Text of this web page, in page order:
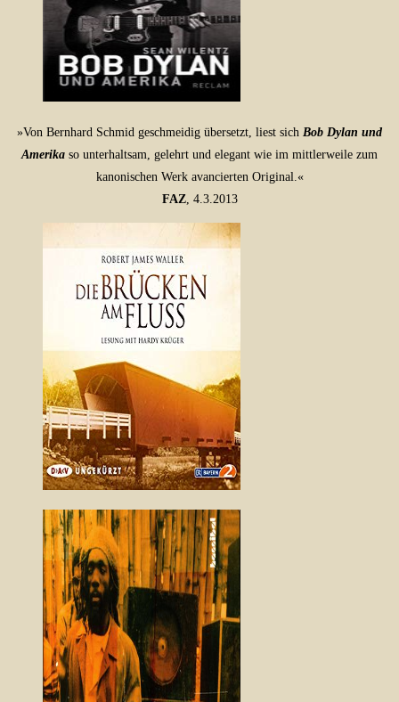
»Von Bernhard Schmid geschmeidig übersetzt, liest sich Bob Dylan und
Amerika so unterhaltsam, gelehrt und elegant wie im mittlerweile zum
kanonischen Werk avancierten Original.«
FAZ, 4.3.2013